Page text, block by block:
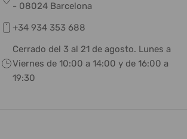
- 08024 Barcelona
+34 934 353 688
Cerrado del 3 al 21 de agosto. Lunes a
Viernes de 10:00 a 14:00 y de 16:00 a
19:30